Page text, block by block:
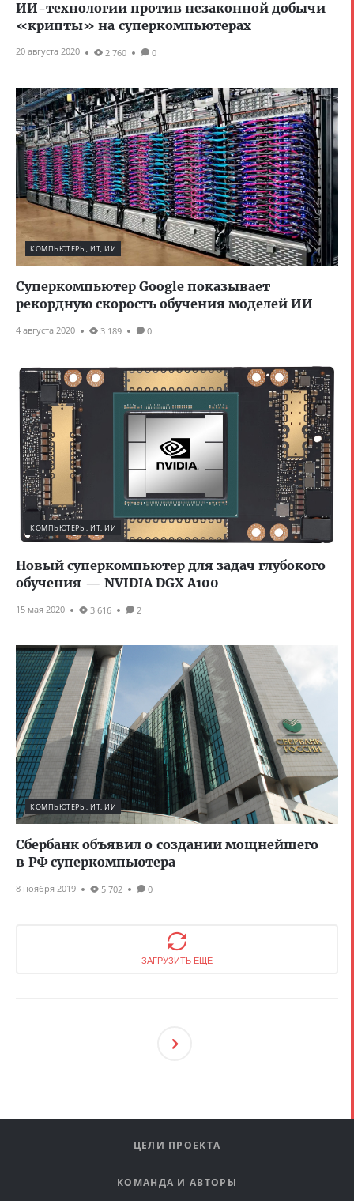
ИИ-технологии против незаконной добычи
«‎крипты» на суперкомпьютерах
20 августа 2020 2 760 0
КОМПЬЮТЕРЫ, ИТ, ИИ
Суперкомпьютер Google показывает
рекордную скорость обучения моделей ИИ
4 августа 2020 3 189 0
КОМПЬЮТЕРЫ, ИТ, ИИ
Новый суперкомпьютер для задач глубокого
обучения — NVIDIA DGX A100
15 мая 2020 3 616 2
КОМПЬЮТЕРЫ, ИТ, ИИ
Сбербанк объявил о создании мощнейшего
в РФ суперкомпьютера
8 ноября 2019 5 702 0
ЗАГРУЗИТЬ ЕЩЕ
Ующ
ЦЕЛИ ПРОЕКТА
КОМАНДА И АВТОРЫ